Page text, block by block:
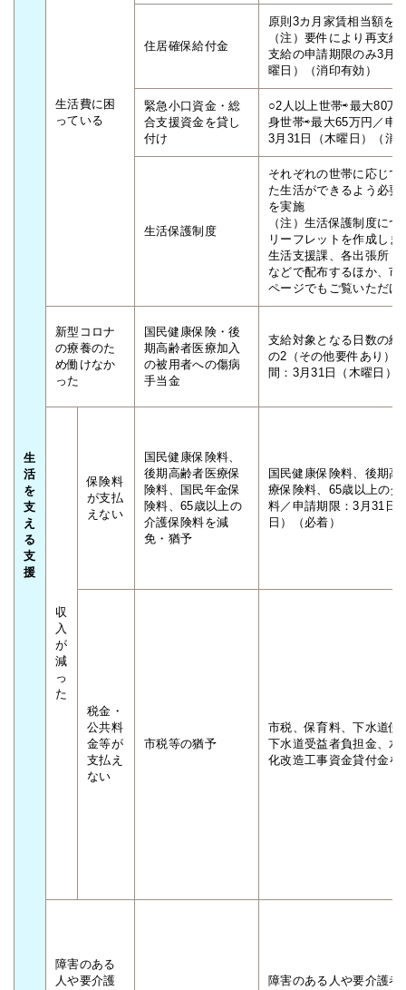
生
活
を
支
え
る
支
援
生活費に困
っている
住居確保給付金
原則3カ月家賃相当額を
（注）要件により再支給
支給の申請期限のみ3月
曜日）（消印有効）
緊急小口資金・総
合支援資金を貸し
付け
○2人以上世帯⇨最大80万
身世帯⇨最大65万円／申
3月31日（木曜日）（消
生活保護制度
それぞれの世帯に応じて
た生活ができるよう必要
を実施
（注）生活保護制度につ
リーフレットを作成しま
生活支援課、各出張所・
などで配布するほか、市
ページでもご覧いただけ
新型コロナ
の療養のた
め働けなか
った
国民健康保険・後
期高齢者医療加入
の被用者への傷病
手当金
支給対象となる日数の給
の2（その他要件あり）
間：3月31日（木曜日）
収
入
が
減
っ
た
保険料
が支払
えない
国民健康保険料、
後期高齢者医療保
険料、国民年金保
険料、65歳以上の
介護保険料を減
免・猶予
国民健康保険料、後期高
療保険料、65歳以上の介
料／申請期限：3月31日
日）（必着）
税金・
公共料
金等が
支払え
ない
市税等の猶予
市税、保育料、下水道使
下水道受益者負担金、水
化改造工事資金貸付金を
障害のある
人や要介護
障害のある人や要介護者